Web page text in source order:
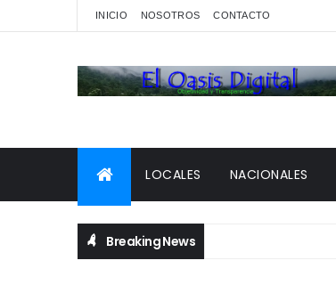
INICIO NOSOTROS CONTACTO
LOCALES NACIONALES
Breaking News